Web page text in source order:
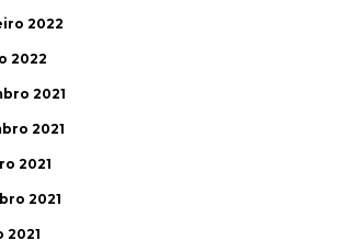
2022
2022
2021
2021
2021
2021
2021